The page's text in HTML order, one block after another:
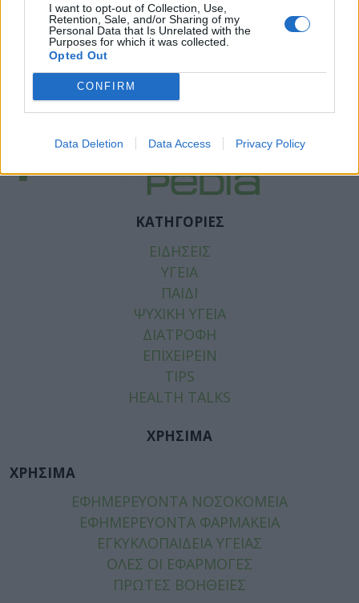
I want to opt-out of Collection, Use,
Retention, Sale, and/or Sharing of my
Personal Data that Is Unrelated with the
Purposes for which it was collected.
Opted Out
CONFIRM
Data Deletion Data Access Privacy Policy
ΚΑΤΗΓΟΡΙΕΣ
ΕΙΔΗΣΕΙΣ
ΥΓΕΙΑ
ΠΑΙΔΙ
ΨΥΧΙΚΗ ΥΓΕΙΑ
ΔΙΑΤΡΟΦΗ
ΕΠΙΧΕΙΡΕΙΝ
TIPS
HEALTH TALKS
ΧΡΗΣΙΜΑ
ΧΡΗΣΙΜΑ
ΕΦΗΜΕΡΕΥΟΝΤΑ ΝΟΣΟΚΟΜΕΙΑ
ΕΦΗΜΕΡΕΥΟΝΤΑ ΦΑΡΜΑΚΕΙΑ
ΕΓΚΥΚΛΟΠΑΙΔΕΙΑ ΥΓΕΙΑΣ
ΟΛΕΣ ΟΙ ΕΦΑΡΜΟΓΕΣ
ΠΡΩΤΕΣ ΒΟΗΘΕΙΕΣ